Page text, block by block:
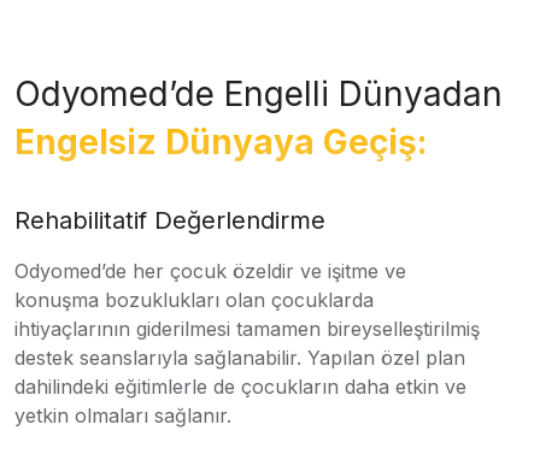
Odyomed’de Engelli Dünyadan
Engelsiz Dünyaya Geçiş:
Rehabilitatif Değerlendirme
Odyomed’de her çocuk özeldir ve işitme ve
konuşma bozuklukları olan çocuklarda
ihtiyaçlarının giderilmesi tamamen bireyselleştirilmiş
destek seanslarıyla sağlanabilir. Yapılan özel plan
dahilindeki eğitimlerle de çocukların daha etkin ve
yetkin olmaları sağlanır.